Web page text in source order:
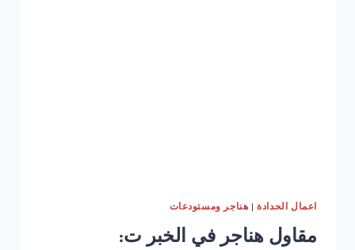
اعمال الحدادة| هناجر ومستودعات
مقاول هناجر في الخبر ت: